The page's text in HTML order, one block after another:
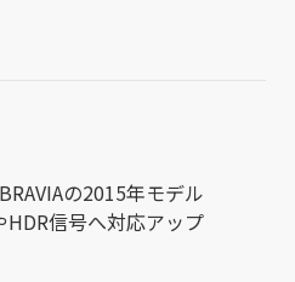
の2015年モデル
HDR信号へ対応アップ